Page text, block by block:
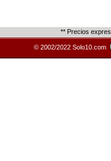
** Precios
© 2002/2022 Solo10.com